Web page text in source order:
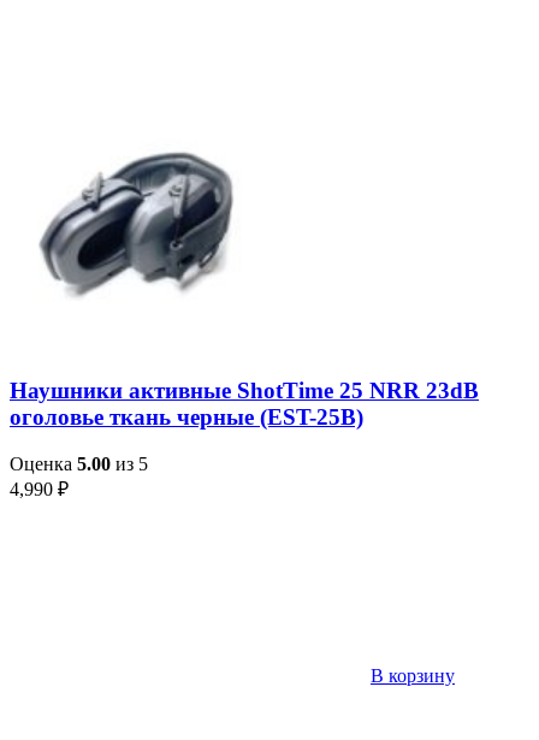
Наушники активные ShotTime 25 NRR 23dB
оголовье ткань черные (EST-25B)
Оценка 5.00 из 5
4,990 ₽
В корзину